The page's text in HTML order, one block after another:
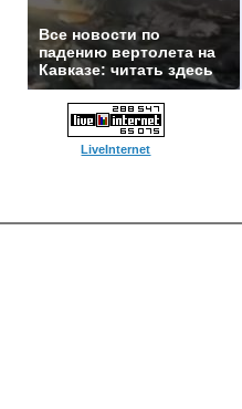
Все новости по
падению вертолета на
Кавказе: читать здесь
LiveInternet